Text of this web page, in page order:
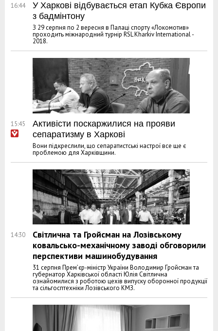
16:44
У Харкові відбувається етап Кубка Європи
з бадмінтону
З 29 серпня по 2 вересня в Палаці спорту «Локомотив»
проходить міжнародний турнір RSL Kharkiv International -
2018.
15:45
Активісти поскаржилися на прояви
сепаратизму в Харкові
Вони підкреслили, що сепаратистські настрої все ще є
проблемою для Харківщини.
14:30
Світлична та Гройсман на Лозівському
ковальсько-механічному заводі обговорили
перспективи машинобудування
31 серпня Прем’єр-міністр України Володимир Гройсман та
губернатор Харківської області Юлія Світлична
ознайомилися з роботою цехів випуску оборонної продукції
та сільгосптехніки Лозівського КМЗ.